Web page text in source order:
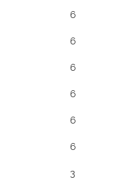
6
6
6
6
6
6
3